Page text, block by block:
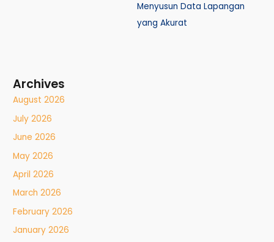
Menyusun Data Lapangan
yang Akurat
Archives
August 2026
July 2026
June 2026
May 2026
April 2026
March 2026
February 2026
January 2026